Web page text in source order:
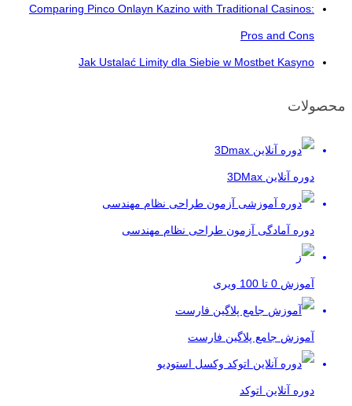
Comparing Pinco Onlayn Kazino with Traditional Casinos:
Pros and Cons
Jak Ustalać Limity dla Siebie w Mostbet Kasyno
محصولات
دوره آنلاین 3DMax
دوره آمادگی آزمون طراحی نظام مهندسی
آموزش 0 تا 100 ویری
آموزش جامع پلاگین فارست
دوره آنلاین اتوکد